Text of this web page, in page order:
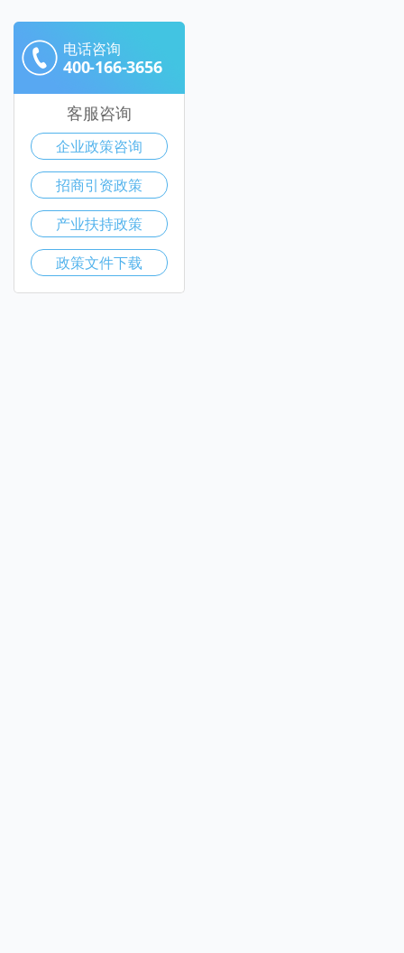
电话咨询
400-166-3656
客服咨询
企业政策咨询
招商引资政策
产业扶持政策
政策文件下载